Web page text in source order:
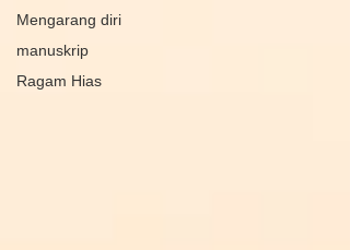
Mengarang diri
manuskrip
Ragam Hias